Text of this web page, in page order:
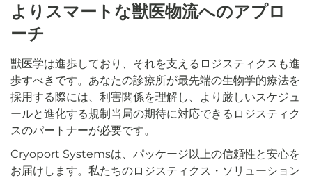
よりスマートな獣医物流へのアプロ
ーチ
獣医学は進歩しており、それを支えるロジスティクスも進
歩すべきです。あなたの診療所が最先端の生物学的療法を
採用する際には、利害関係を理解し、より厳しいスケジュ
ールと進化する規制当局の期待に対応できるロジスティク
スのパートナーが必要です。
Cryoport Systemsは、パッケージ以上の信頼性と安心を
お届けします。私たちのロジスティクス・ソリューション